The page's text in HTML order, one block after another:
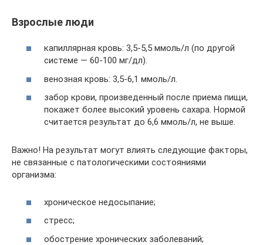
Взрослые люди
капиллярная кровь: 3,5-5,5 ммоль/л (по другой
системе — 60-100 мг/дл).
венозная кровь: 3,5-6,1 ммоль/л.
забор крови, произведенный после приема пищи,
покажет более высокий уровень сахара. Нормой
считается результат до 6,6 ммоль/л, не выше.
Важно! На результат могут влиять следующие факторы,
не связанные с патологическими состояниями
организма:
хроническое недосыпание;
стресс;
обострение хронических заболеваний;